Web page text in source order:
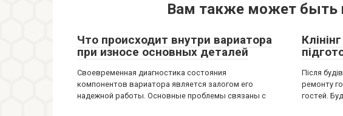
Вам также может быть
Что происходит внутри вариатора
при износе основных деталей
Своевременная диагностика состояния
компонентов вариатора является залогом его
надежной работы. Основные проблемы связаны с
Після
ремонту
гостей.